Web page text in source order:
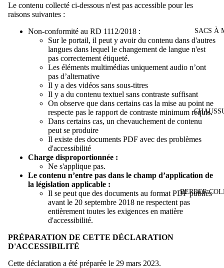
SACS À
BERBER
Le contenu collecté ci-dessous n'est pas accessible pour les
raisons suivantes :
Non-conformité au RD 1112/2018 :
Sur le portail, il peut y avoir du contenu dans d'autres
langues dans lequel le changement de langue n'est
pas correctement étiqueté.
Les éléments multimédias uniquement audio n’ont
pas d’alternative
Il y a des vidéos sans sous-titres
Il y a du contenu textuel sans contraste suffisant
On observe que dans certains cas la mise au point ne
respecte pas le rapport de contraste minimum requis.
Dans certains cas, un chevauchement de contenu
peut se produire
Il existe des documents PDF avec des problèmes
d'accessibilité
Charge disproportionnée :
Ne s'applique pas.
Le contenu n’entre pas dans le champ d’application de
la législation applicable :
Il se peut que des documents au format PDF publiés
avant le 20 septembre 2018 ne respectent pas
entièrement toutes les exigences en matière
d'accessibilité.
PRÉPARATION DE CETTE DÉCLARATION
D'ACCESSIBILITÉ
Cette déclaration a été préparée le 29 mars 2023.